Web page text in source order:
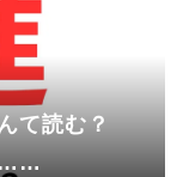
て読む？
……